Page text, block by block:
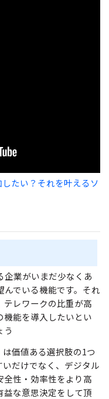
たい？それを叶えるソ
企業がいまだ少なくあ
でいる機能です。それ
テレワークの比重が高
機能を導入したいとい
う
は価値ある選択肢の1つ
だけでなく、デジタル
全性・効率性をより高
益な意思決定をして頂